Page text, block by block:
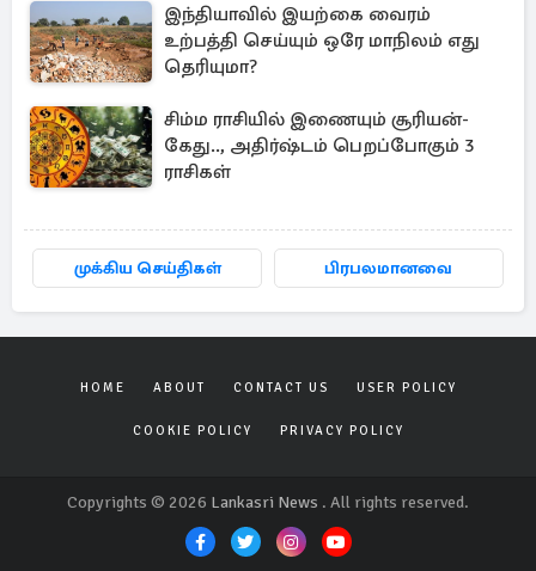
இந்தியாவில் இயற்கை வைரம்
உற்பத்தி செய்யும் ஒரே மாநிலம் எது
தெரியுமா?
சிம்ம ராசியில் இணையும் சூரியன்-
கேது.., அதிர்ஷ்டம் பெறப்போகும் 3
ராசிகள்
முக்கிய செய்திகள் பிரபலமானவை
HOME ABOUT CONTACT US USER POLICY
COOKIE POLICY PRIVACY POLICY
Copyrights © 2026 Lankasri News . All rights reserved.